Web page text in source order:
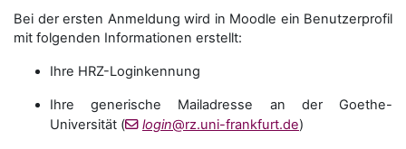
Bei der ersten Anmeldung wird in Moodle ein Benutzerprofil
mit folgenden Informationen erstellt:
Ihre HRZ-Loginkennung
Ihre generische Mailadresse an der Goethe-
Universität (
login@rz.uni-frankfurt.de)